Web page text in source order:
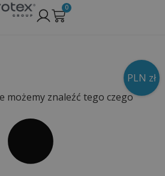
0
możemy znaleźć tego czego
PLN zł